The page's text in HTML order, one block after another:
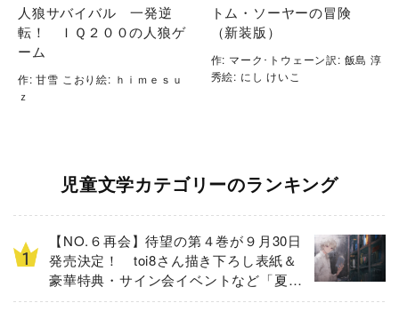
人狼サバイバル 一発逆
転！ ＩＱ２００の人狼ゲ
ーム
作: 甘雪 こおり絵: ｈｉｍｅｓｕ
ｚ
トム・ソーヤーの冒険
（新装版）
作: マーク･トウェーン訳: 飯島 淳
秀絵: にし けいこ
児童文学カテゴリーのランキング
【NO.６再会】待望の第４巻が９月30日
発売決定！ toi8さん描き下ろし表紙＆
豪華特典・サイン会イベントなど「夏の
３大ニュース」を一挙解禁！